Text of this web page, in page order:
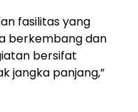
fasilitas yang
berkembang dan
bersifat
jangka panjang,”